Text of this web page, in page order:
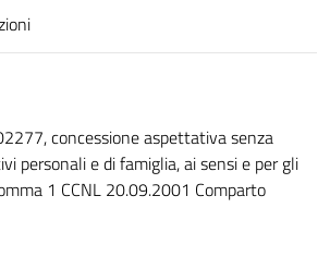
concessione aspettativa senza
personali e di famiglia, ai sensi e per gli
1 CCNL 20.09.2001 Comparto